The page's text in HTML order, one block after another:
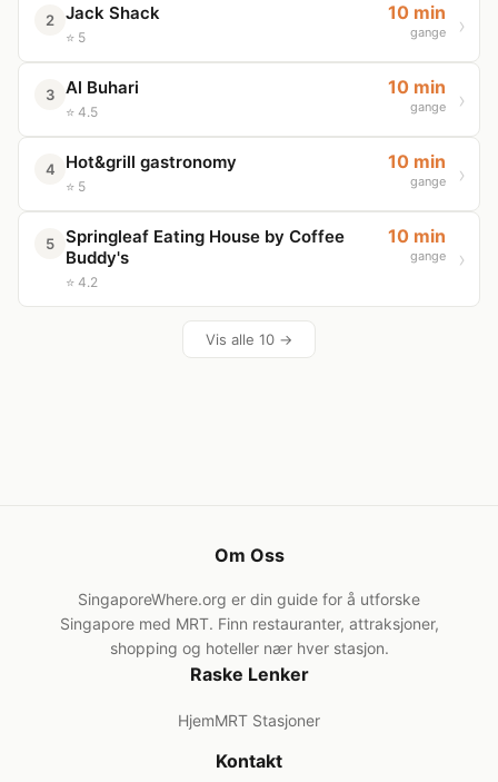
2 Jack Shack
⭐ 5
10 min
gange
3 Al Buhari
⭐ 4.5
10 min
gange
4 Hot&grill gastronomy
⭐ 5
10 min
gange
5
Springleaf Eating House by Coffee
Buddy's
⭐ 4.2
10 min
gange
Vis alle 10 →
Om Oss
SingaporeWhere.org er din guide for å utforske
Singapore med MRT. Finn restauranter, attraksjoner,
shopping og hoteller nær hver stasjon.
Raske Lenker
HjemMRT Stasjoner
Kontakt